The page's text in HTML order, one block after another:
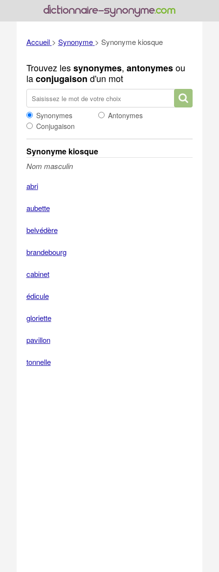
Accueil > Synonyme > Synonyme kiosque
Trouvez lessynonymes, antonymesou
laconjugaison d'un mot
Synonymes
Antonymes
Conjugaison
Synonyme kiosque
Nom masculin
abri
aubette
belvédère
brandebourg
cabinet
édicule
gloriette
pavillon
tonnelle